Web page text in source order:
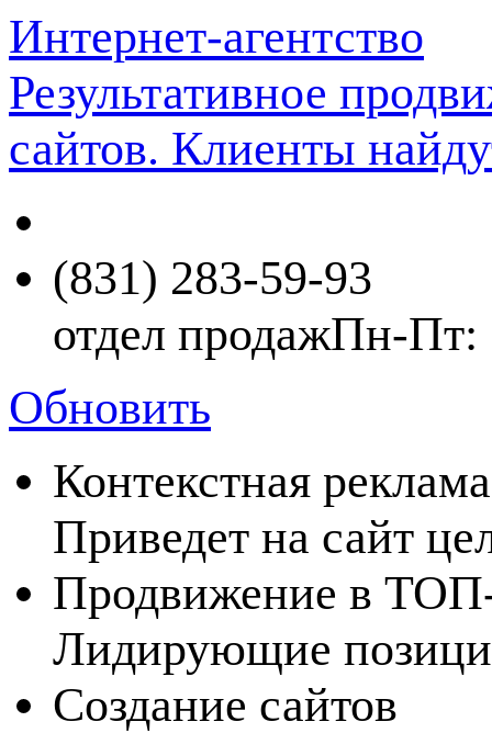
Интернет-агентство
Результативное
сайтов. Клиенты
(831) 283-59-93
отдел продажПн-Пт:
Обновить
Контекстная реклама
Приведет на сайт
Продвижение в
Лидирующие
Создание сайтов